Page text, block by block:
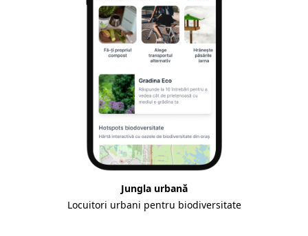
Jungla urbană
Locuitori urbani pentru biodiversitate